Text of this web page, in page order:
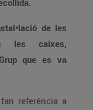
de recollida.
de les
va
a